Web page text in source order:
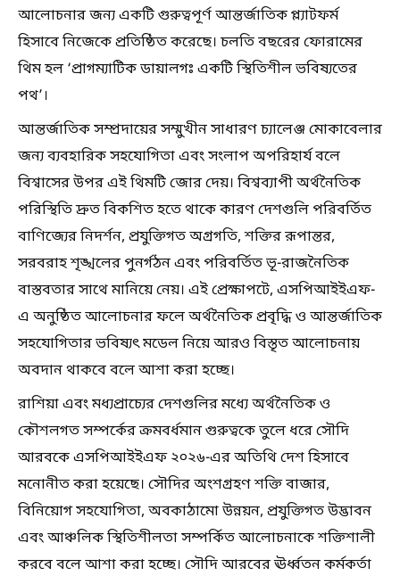
আলোচনার জন্য একটি গুরুত্বপূর্ণ আন্তর্জাতিক প্ল্যাটফর্ম
হিসাবে নিজেকে প্রতিষ্ঠিত করেছে। চলতি বছরের ফোরামের
থিম হল ‘প্রাগম্যাটিক ডায়ালগঃ একটি স্থিতিশীল ভবিষ্যতের
পথ’।
আন্তর্জাতিক সম্প্রদায়ের সম্মুখীন সাধারণ চ্যালেঞ্জ মোকাবেলার
জন্য ব্যবহারিক সহযোগিতা এবং সংলাপ অপরিহার্য বলে
বিশ্বাসের উপর এই থিমটি জোর দেয়। বিশ্বব্যাপী অর্থনৈতিক
পরিস্থিতি দ্রুত বিকশিত হতে থাকে কারণ দেশগুলি পরিবর্তিত
বাণিজ্যের নিদর্শন, প্রযুক্তিগত অগ্রগতি, শক্তির রূপান্তর,
সরবরাহ শৃঙ্খলের পুনর্গঠন এবং পরিবর্তিত ভূ-রাজনৈতিক
বাস্তবতার সাথে মানিয়ে নেয়। এই প্রেক্ষাপটে, এসপিআইইএফ-
এ অনুষ্ঠিত আলোচনার ফলে অর্থনৈতিক প্রবৃদ্ধি ও আন্তর্জাতিক
সহযোগিতার ভবিষ্যৎ মডেল নিয়ে আরও বিস্তৃত আলোচনায়
অবদান থাকবে বলে আশা করা হচ্ছে।
রাশিয়া এবং মধ্যপ্রাচ্যের দেশগুলির মধ্যে অর্থনৈতিক ও
কৌশলগত সম্পর্কের ক্রমবর্ধমান গুরুত্বকে তুলে ধরে সৌদি
আরবকে এসপিআইইএফ ২০২৬-এর অতিথি দেশ হিসাবে
মনোনীত করা হয়েছে। সৌদির অংশগ্রহণ শক্তি বাজার,
বিনিয়োগ সহযোগিতা, অবকাঠামো উন্নয়ন, প্রযুক্তিগত উদ্ভাবন
এবং আঞ্চলিক স্থিতিশীলতা সম্পর্কিত আলোচনাকে শক্তিশালী
করবে বলে আশা করা হচ্ছে। সৌদি আরবের ঊর্ধ্বতন কর্মকর্তা